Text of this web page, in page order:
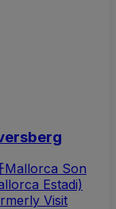
Mallorca Son
Estadi)
Visit